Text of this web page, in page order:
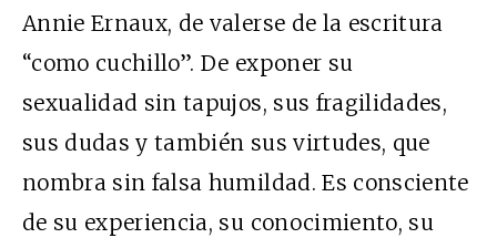
Annie Ernaux, de valerse de la escritura
“como cuchillo”. De exponer su
sexualidad sin tapujos, sus fragilidades,
sus dudas y también sus virtudes, que
nombra sin falsa humildad. Es consciente
de su experiencia, su conocimiento, su